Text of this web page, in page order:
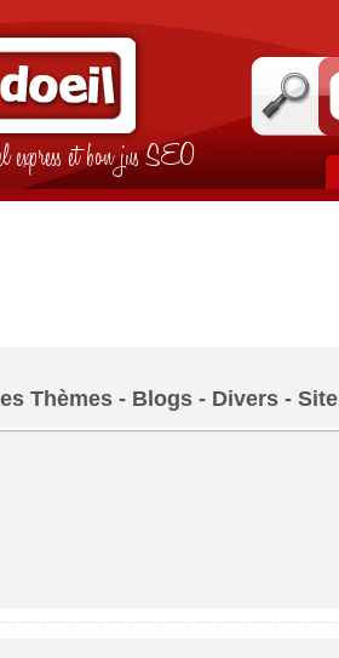
express et bon jus SEO
Thèmes - Blogs - Divers -